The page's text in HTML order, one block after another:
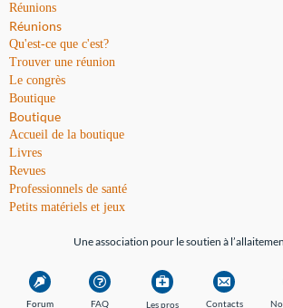
Réunions
Réunions
Qu'est-ce que c'est?
Trouver une réunion
Le congrès
Boutique
Boutique
Accueil de la boutique
Livres
Revues
Professionnels de santé
Petits matériels et jeux
Une association pour le soutien à
Forum FAQ Les pros Contacts